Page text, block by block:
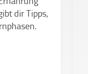
dir Tipps,